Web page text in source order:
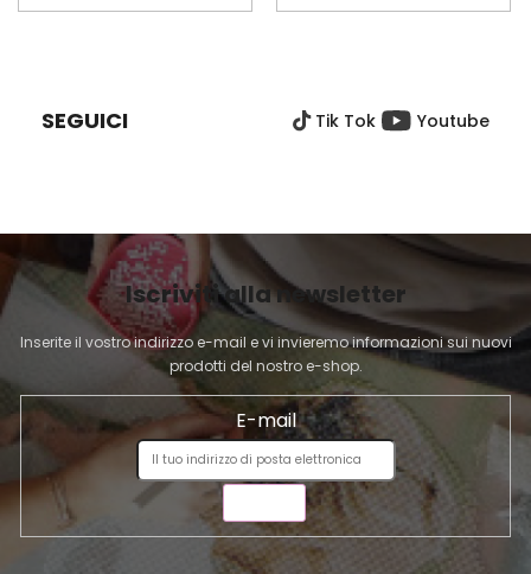
G
N
SEGUICI Tik Tok Youtube
Iscriviti alla newsletter
Inserite il vostro indirizzo e-mail e vi invieremo informazioni sui nuovi
prodotti del nostro e-shop.
E-mail